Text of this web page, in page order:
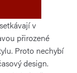
v
přirozené
Proto nechybí
design.